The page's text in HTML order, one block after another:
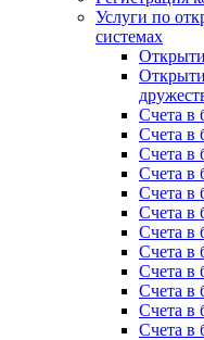
Услуги по
системах
Счета в
Счета в
Счета в
Счета в
Счета в
Счета в
Счета в
Счета в
Счета в
Счета в
Счета в
Счета в